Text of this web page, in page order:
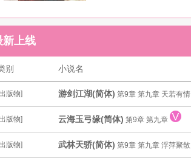
新上线
别 小说名
版物] 游剑江湖(简体) 第9章 第九章 天若有情
版物] 云海玉弓缘(简体) 第9章 第九章
版物] 武林天骄(简体) 第9章 第九章 浮萍聚散